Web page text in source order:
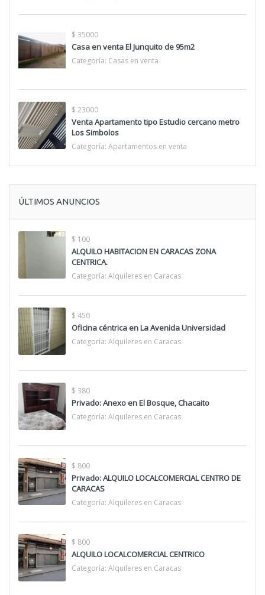
$ 35000
Casa en venta El Junquito de 95m2
Categoría: Casas en venta
$ 23000
Venta Apartamento tipo Estudio cercano metro
Los Simbolos
Categoría: Apartamentos en venta
ÚLTIMOS ANUNCIOS
$ 100
ALQUILO HABITACION EN CARACAS ZONA
CENTRICA.
Categoría: Alquileres en Caracas
$ 450
Oficina céntrica en La Avenida Universidad
Categoría: Alquileres en Caracas
$ 380
Privado: Anexo en El Bosque, Chacaito
Categoría: Alquileres en Caracas
$ 800
Privado: ALQUILO LOCALCOMERCIAL CENTRO DE
CARACAS
Categoría: Alquileres en Caracas
$ 800
ALQUILO LOCALCOMERCIAL CENTRICO
Categoría: Alquileres en Caracas